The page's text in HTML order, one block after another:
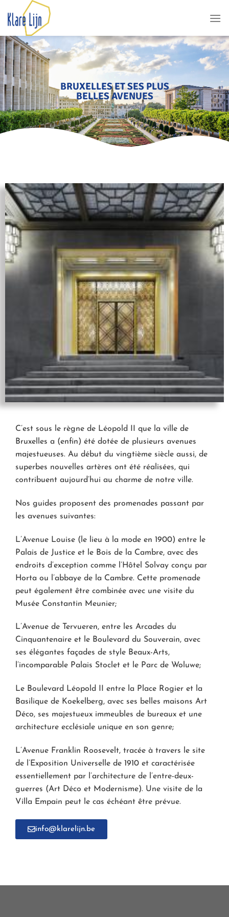
BRUXELLES ET SES PLUS
BELLES AVENUES
C’est sous le règne de Léopold II que la ville de
Bruxelles a (enfin) été dotée de plusieurs avenues
majestueuses. Au début du vingtième siècle aussi, de
superbes nouvelles artères ont été réalisées, qui
contribuent aujourd’hui au charme de notre ville.
Nos guides proposent des promenades passant par
les avenues suivantes:
L’Avenue Louise (le lieu à la mode en 1900) entre le
Palais de Justice et le Bois de la Cambre, avec des
endroits d’exception comme l’Hôtel Solvay conçu par
Horta ou l’abbaye de la Cambre. Cette promenade
peut également être combinée avec une visite du
Musée Constantin Meunier;
L’Avenue de Tervueren, entre les Arcades du
Cinquantenaire et le Boulevard du Souverain, avec
ses élégantes façades de style Beaux-Arts,
l’incomparable Palais Stoclet et le Parc de Woluwe;
Le Boulevard Léopold II entre la Place Rogier et la
Basilique de Koekelberg, avec ses belles maisons Art
Déco, ses majestueux immeubles de bureaux et une
architecture ecclésiale unique en son genre;
L’Avenue Franklin Roosevelt, tracée à travers le site
de l’Exposition Universelle de 1910 et caractérisée
essentiellement par l’architecture de l’entre-deux-
guerres (Art Déco et Modernisme). Une visite de la
Villa Empain peut le cas échéant être prévue.
info@klarelijn.be